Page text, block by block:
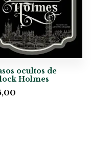
ocultos de
Holmes